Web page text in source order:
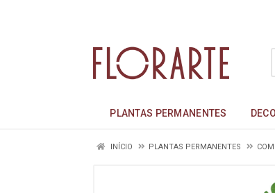
PLANTAS PERMANENTES
INÍCIO PLANTAS PERMANENTES